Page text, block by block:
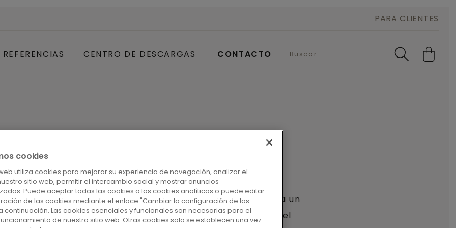
REFERENCIAS CENTRO DE DESCARGAS CONTACTO
PARA CLIENTES
8 mm) con sus planchas de tamaño mediano proporciona un
de su hogar. El pronunciado bisel en 4 lados realza el
cookies
utiliza cookies para mejorar su experiencia de navegación, analizar el
sitio web, permitir el intercambio social y mostrar anuncios
Puede aceptar todas las cookies o las cookies analíticas o puede editar
de las cookies mediante el enlace "Cambiar la configuración de las
continuación. Las cookies esenciales y funcionales son necesarias para el
de nuestro sitio web. Otras cookies solo se establecen una vez